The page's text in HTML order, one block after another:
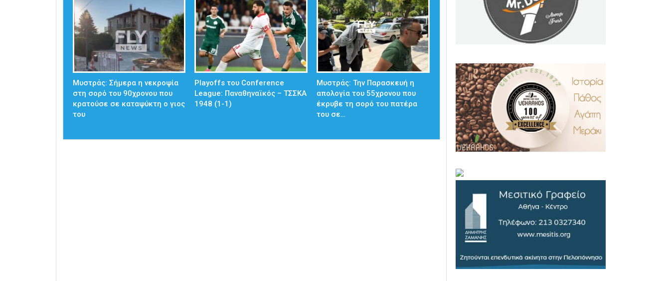
Mυστράς: Σήμερα η νεκροψία
στη σορό του 90χρονου που
κρατούσε σε καταψύκτη ο γιος
του
Playoffs του Conference
League: Παναθηναϊκός – ΤΣΣΚΑ
1948 (1-1)
Μυστράς: Την Παρασκευή η
απολογία του 55χρονου που
έκρυβε τη σορό του πατέρα
του σε…